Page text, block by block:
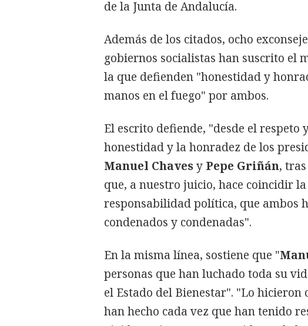
de la Junta de Andalucía.
Además de los citados, ocho
gobiernos socialistas han suscrito el
la que defienden "honestidad y
manos en el fuego" por ambos.
El escrito defiende, "desde el
honestidad y la honradez de los
Manuel Chavesy Pepe Griñán,
que, a nuestro juicio, hace coincidir
responsabilidad política, que ambos
condenados y condenadas".
En la misma línea, sostiene que "
personas que han luchado toda su
el Estado del Bienestar". "Lo
han hecho cada vez que han tenido